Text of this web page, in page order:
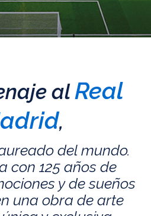
alReal
,
del mundo.
con 125 años de
y de sueños
una obra de arte